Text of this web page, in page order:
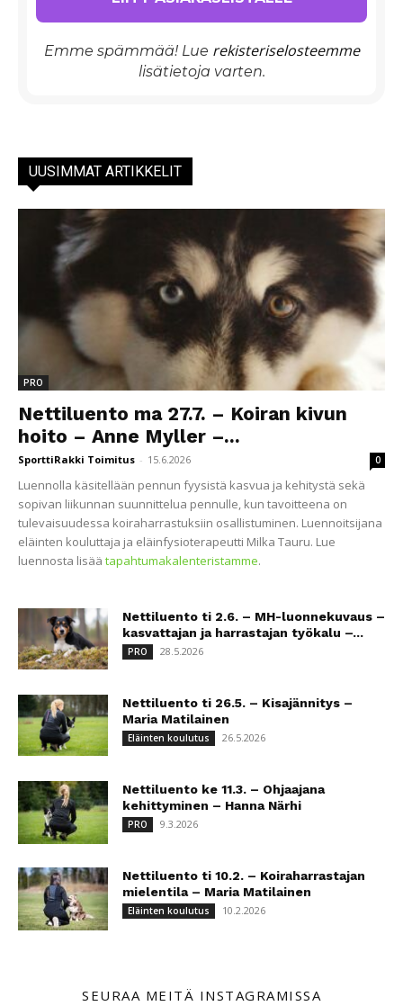
Emme spämmää! Lue rekisteriselosteemme
lisätietoja varten.
UUSIMMAT ARTIKKELIT
PRO
Nettiluento ma 27.7. – Koiran kivun
hoito – Anne Myller –...
SporttiRakki Toimitus - 15.6.2026 0
Luennolla käsitellään pennun fyysistä kasvua ja kehitystä sekä
sopivan liikunnan suunnittelua pennulle, kun tavoitteena on
tulevaisuudessa koiraharrastuksiin osallistuminen. Luennoitsijana
eläinten kouluttaja ja eläinfysioterapeutti Milka Tauru. Lue
luennosta lisää tapahtumakalenteristamme.
Nettiluento ti 2.6. – MH-luonnekuvaus –
kasvattajan ja harrastajan työkalu –...
PRO 28.5.2026
Nettiluento ti 26.5. – Kisajännitys –
Maria Matilainen
Eläinten koulutus 26.5.2026
Nettiluento ke 11.3. – Ohjaajana
kehittyminen – Hanna Närhi
PRO 9.3.2026
Nettiluento ti 10.2. – Koiraharrastajan
mielentila – Maria Matilainen
Eläinten koulutus 10.2.2026
SEURAA MEITÄ INSTAGRAMISSA